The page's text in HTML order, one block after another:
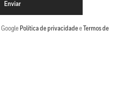
Enviar
Google Política de privacidadee Termos de